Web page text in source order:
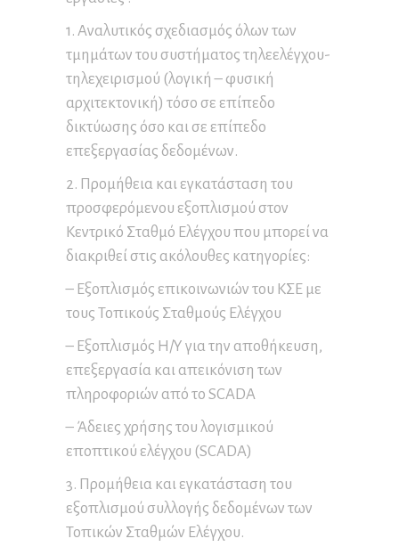
1. Αναλυτικός σχεδιασμός όλων των
τμημάτων του συστήματος τηλεελέγχου-
τηλεχειρισμού (λογική – φυσική
αρχιτεκτονική) τόσο σε επίπεδο
δικτύωσης όσο και σε επίπεδο
επεξεργασίας δεδομένων.
2. Προμήθεια και εγκατάσταση του
προσφερόμενου εξοπλισμού στον
Κεντρικό Σταθμό Ελέγχου που μπορεί να
διακριθεί στις ακόλουθες κατηγορίες:
– Εξοπλισμός επικοινωνιών του ΚΣΕ με
τους Τοπικούς Σταθμούς Ελέγχου
– Εξοπλισμός Η/Υ για την αποθήκευση,
επεξεργασία και απεικόνιση των
πληροφοριών από το SCADA
– Άδειες χρήσης του λογισμικού
εποπτικού ελέγχου (SCADA)
3. Προμήθεια και εγκατάσταση του
εξοπλισμού συλλογής δεδομένων των
Τοπικών Σταθμών Ελέγχου.